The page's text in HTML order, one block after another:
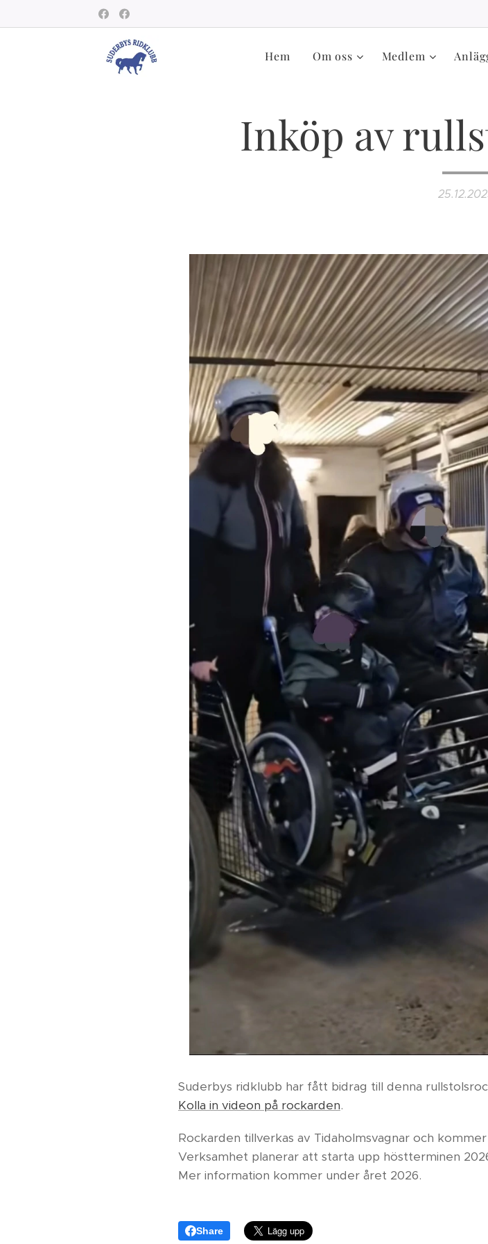
Hem Om oss Medlem
Inköp av
Suderbys ridklubb har fått bidrag till denna
Kolla in videon på rockarden.
Rockarden tillverkas av Tidaholmsvagnar och
Verksamhet planerar att starta upp höstterminen
Mer information kommer under året 2026.
Share